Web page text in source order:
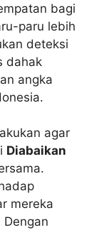
bagi
paru lebih
deteksi
dahak
angka
agar
Diabaikan
mereka